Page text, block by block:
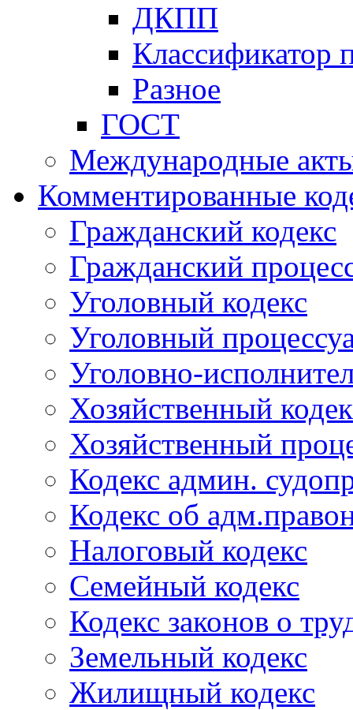
ДКПП
Классификатор
Разное
ГОСТ
Международные
Комментированные
Гражданский кодекс
Гражданский
Уголовный кодекс
Уголовный
Уголовно-
Хозяйственный
Хозяйственный
Кодекс админ.
Кодекс об
Налоговый кодекс
Семейный кодекс
Кодекс законов о
Земельный кодекс
Жилищный кодекс